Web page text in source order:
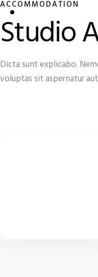
ACCOMMODATION
Studio
Dicta sunt explicabo.
voluptas sit aspernatur